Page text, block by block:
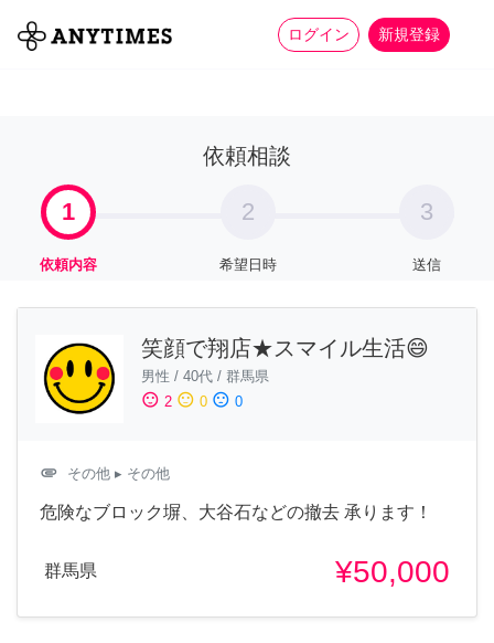
ログイン 新規登録
全て 家事 more_horiz
依頼相談
1
依頼内容
2
希望日時
3
送信
笑顔で翔店★スマイル生活😄
男性 / 40代 / 群馬県
sentiment_satisfied 2 sentiment_neutral 0 sentiment_dissatisfied 0
attachment その他 ▸ その他
危険なブロック塀、大谷石などの撤去 承ります！
群馬県 ¥50,000